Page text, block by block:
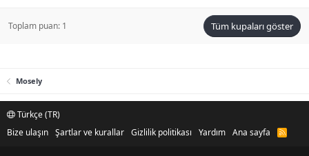
Toplam puan: 1 Tüm kupaları göster
Mosely
Türkçe (TR)
Bize ulaşın Şartlar ve kurallar Gizlilik politikası Yardım Ana sayfa
R